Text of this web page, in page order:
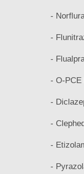
-
-
-
- O-PCE
-
-
-
-